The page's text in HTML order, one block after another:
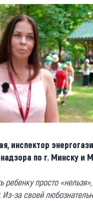
инспектор
по г. Минску и
ребенку просто
Из-за своей